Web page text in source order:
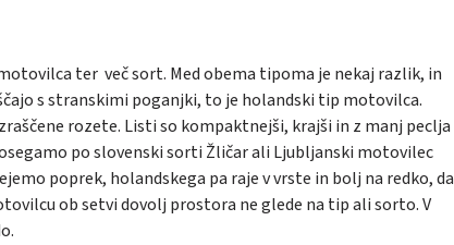
ter več sort. Med obema tipoma je nekaj razlik, in
s stranskimi poganjki, to je holandski tip motovilca.
rozete. Listi so kompaktnejši, krajši in z manj peclja
po slovenski sorti Žličar ali Ljubljanski motovilec
poprek, holandskega pa raje v vrste in bolj na redko, da
ob setvi dovolj prostora ne glede na tip ali sorto. V